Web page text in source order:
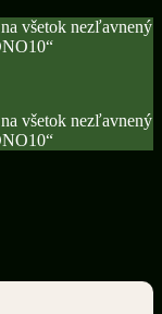
všetok nezľavnený
všetok nezľavnený